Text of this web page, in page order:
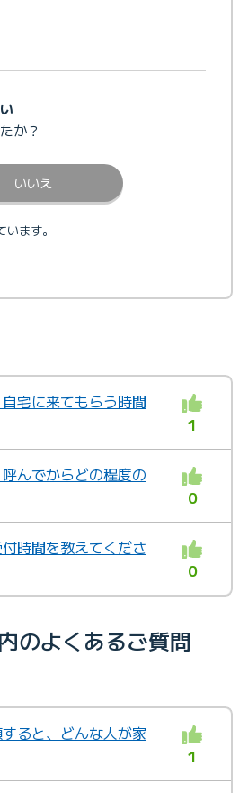
か？
いいえ
ます。
宅に来てもらう時間
1
んでからどの程度の
0
時間を教えてくださ
0
のよくあるご質問
ると、どんな人が家
1